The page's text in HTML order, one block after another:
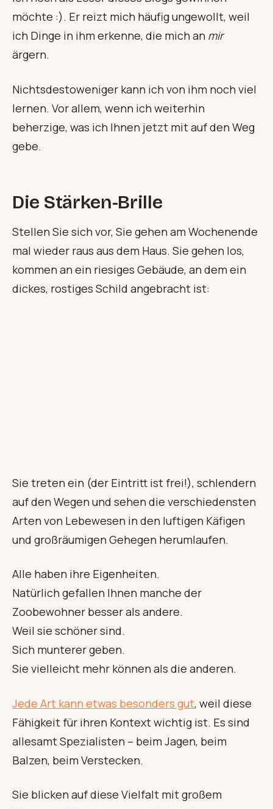
möchte :). Er reizt mich häufig ungewollt, weil
ich Dinge in ihm erkenne, die mich an mir
ärgern.
Nichtsdestoweniger kann ich von ihm noch viel
lernen. Vor allem, wenn ich weiterhin
beherzige, was ich Ihnen jetzt mit auf den Weg
gebe.
Die Stärken-Brille
Stellen Sie sich vor, Sie gehen am Wochenende
mal wieder raus aus dem Haus. Sie gehen los,
kommen an ein riesiges Gebäude, an dem ein
dickes, rostiges Schild angebracht ist:
Sie treten ein (der Eintritt ist frei!), schlendern
auf den Wegen und sehen die verschiedensten
Arten von Lebewesen in den luftigen Käfigen
und großräumigen Gehegen herumlaufen.
Alle haben ihre Eigenheiten.
Natürlich gefallen Ihnen manche der
Zoobewohner besser als andere.
Weil sie schöner sind.
Sich munterer geben.
Sie vielleicht mehr können als die anderen.
Jede Art kann etwas besonders gut, weil diese
Fähigkeit für ihren Kontext wichtig ist. Es sind
allesamt Spezialisten – beim Jagen, beim
Balzen, beim Verstecken.
Sie blicken auf diese Vielfalt mit großem